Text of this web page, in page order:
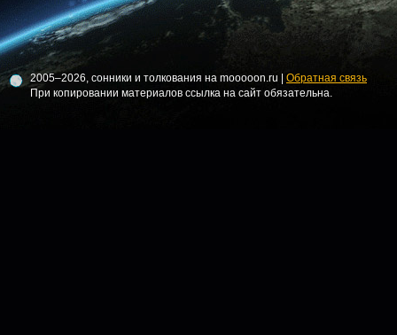
2005–2026, сонники и толкования на mooooon.ru | Обратная связь
При копировании материалов ссылка на сайт обязательна.